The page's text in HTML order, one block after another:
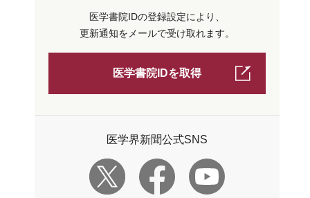
医学書院IDの登録設定により、
更新通知をメールで受け取れます。
医学書院IDを取得
医学界新聞公式SNS